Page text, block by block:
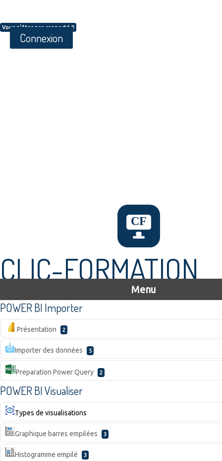
Vous n'êtes pas connecté !!
Connexion
CLIC-FORMATION
Menu
POWER BI Importer
Présentation 2
Importer des données 5
Preparation Power Query 2
POWER BI Visualiser
Types de visualisations
Graphique barres empilées 3
Histogramme empilé 3